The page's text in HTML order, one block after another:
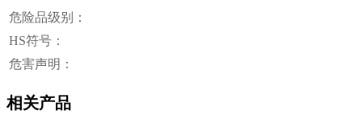
危险品级别：
HS符号：
危害声明：
相关产品